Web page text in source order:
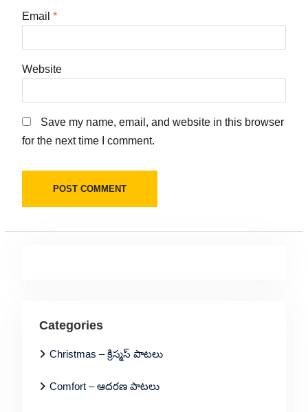
Email *
Website
Save my name, email, and website in this browser
for the next time I comment.
Categories
Christmas – క్రిస్మస్ పాటలు
Comfort – ఆదరణ పాటలు